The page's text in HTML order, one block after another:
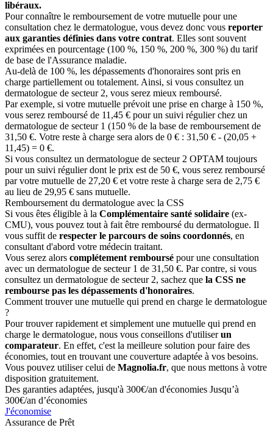
libéraux.
Pour connaître le remboursement de votre mutuelle pour une
consultation chez le dermatologue, vous devez donc vous reporter
aux garanties définies dans votre contrat. Elles sont souvent
exprimées en pourcentage (100 %, 150 %, 200 %, 300 %) du tarif
de base de l'Assurance maladie.
Au-delà de 100 %, les dépassements d'honoraires sont pris en
charge partiellement ou totalement. Ainsi, si vous consultez un
dermatologue de secteur 2, vous serez mieux remboursé.
Par exemple, si votre mutuelle prévoit une prise en charge à 150 %,
vous serez remboursé de 11,45 € pour un suivi régulier chez un
dermatologue de secteur 1 (150 % de la base de remboursement de
31,50 €. Votre reste à charge sera alors de 0 € : 31,50 € - (20,05 +
11,45) = 0 €.
Si vous consultez un dermatologue de secteur 2 OPTAM toujours
pour un suivi régulier dont le prix est de 50 €, vous serez remboursé
par votre mutuelle de 27,20 € et votre reste à charge sera de 2,75 €
au lieu de 29,95 € sans mutuelle.
Remboursement du dermatologue avec la CSS
Si vous êtes éligible à la Complémentaire santé solidaire (ex-
CMU), vous pouvez tout à fait être remboursé du dermatologue. Il
vous suffit de respecter le parcours de soins coordonnés, en
consultant d'abord votre médecin traitant.
Vous serez alors complétement remboursé pour une consultation
avec un dermatologue de secteur 1 de 31,50 €. Par contre, si vous
consultez un dermatologue de secteur 2, sachez que la CSS ne
rembourse pas les dépassements d'honoraires.
Comment trouver une mutuelle qui prend en charge le dermatologue
?
Pour trouver rapidement et simplement une mutuelle qui prend en
charge le dermatologue, nous vous conseillons d'utiliserun
comparateur. En effet, c'est la meilleure solution pour faire des
économies, tout en trouvant une couverture adaptée à vos besoins.
Vous pouvez utiliser celui de Magnolia.fr, que nous mettons à votre
disposition gratuitement.
Des garanties adaptées, jusqu'à 300€/an d'économies Jusqu’à
300€/an d’économies
J'économise
Assurance de Prêt